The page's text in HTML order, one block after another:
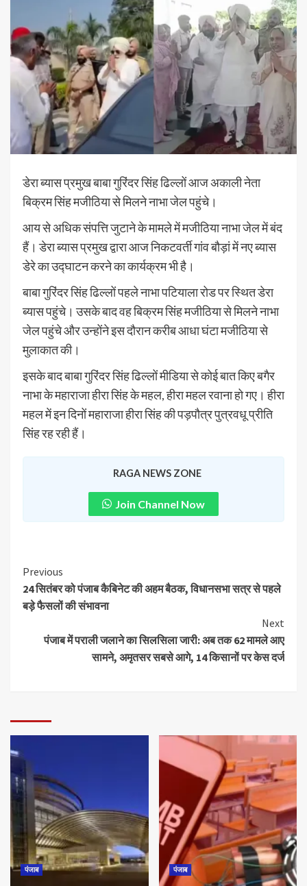
डेरा ब्यास प्रमुख बाबा गुरिंदर सिंह ढिल्लों आज अकाली नेता
बिक्रम सिंह मजीठिया से मिलने नाभा जेल पहुंचे।
आय से अधिक संपत्ति जुटाने के मामले में मजीठिया नाभा जेल में बंद
हैं। डेरा ब्यास प्रमुख द्वारा आज निकटवर्ती गांव बौड़ां में नए ब्यास
डेरे का उद्घाटन करने का कार्यक्रम भी है।
बाबा गुरिंदर सिंह ढिल्लों पहले नाभा पटियाला रोड पर स्थित डेरा
ब्यास पहुंचे। उसके बाद वह बिक्रम सिंह मजीठिया से मिलने नाभा
जेल पहुंचे और उन्होंने इस दौरान करीब आधा घंटा मजीठिया से
मुलाकात की।
इसके बाद बाबा गुरिंदर सिंह ढिल्लों मीडिया से कोई बात किए बगैर
नाभा के महाराजा हीरा सिंह के महल, हीरा महल रवाना हो गए। हीरा
महल में इन दिनों महाराजा हीरा सिंह की पड़पौत्र पुत्रवधू प्रीति
सिंह रह रही हैं।
RAGA NEWS ZONE
Join Channel Now
Previous
24 सितंबर को पंजाब कैबिनेट की अहम बैठक, विधानसभा सत्र से पहले
बड़े फैसलों की संभावना
Next
पंजाब में पराली जलाने का सिलसिला जारी: अब तक 62 मामले आए
सामने, अमृतसर सबसे आगे, 14 किसानों पर केस दर्ज
पंजाब पंजाब